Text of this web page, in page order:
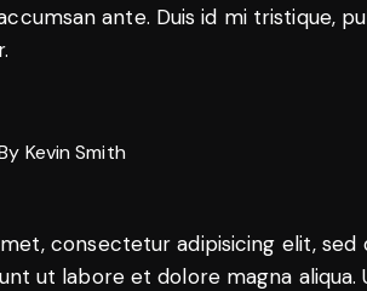
ante. Duis id mi tristique,
Kevin Smith
consectetur adipisicing elit, sed
ut labore et dolore magna aliqua.